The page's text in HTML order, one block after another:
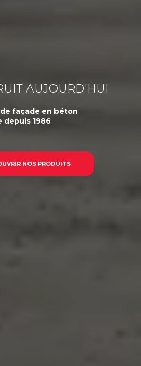
AUJOURD'HUI
de façade en béton
depuis 1986
NOS PRODUITS